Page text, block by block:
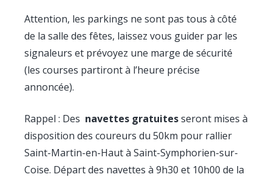
Attention, les parkings ne sont pas tous à côté
de la salle des fêtes, laissez vous guider par les
signaleurs et prévoyez une marge de sécurité
(les courses partiront à l’heure précise
annoncée).
Rappel : Des navettes gratuitesseront mises à
disposition des coureurs du 50km pour rallier
Saint-Martin-en-Haut à Saint-Symphorien-sur-
Coise. Départ des navettes à 9h30 et 10h00 de la